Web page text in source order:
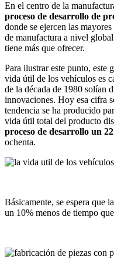
En el centro de la
proceso de desarrollo de
donde se ejercen las
de manufactura a nivel
tiene más que ofrecer.
Para ilustrar este punto, este
vida útil de los vehículos es
de la década de 1980 solían
innovaciones. Hoy esa cifra
tendencia se ha producido
vida útil total del producto
proceso de desarrollo un
ochenta.
Básicamente, se espera que
un 10% menos de tiempo